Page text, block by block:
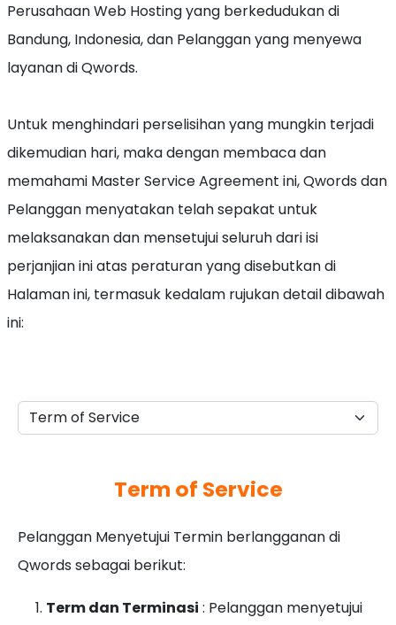
Perusahaan Web Hosting yang berkedudukan di
Bandung, Indonesia, dan Pelanggan yang menyewa
layanan di Qwords.
Untuk menghindari perselisihan yang mungkin terjadi
dikemudian hari, maka dengan membaca dan
memahami Master Service Agreement ini, Qwords dan
Pelanggan menyatakan telah sepakat untuk
melaksanakan dan mensetujui seluruh dari isi
perjanjian ini atas peraturan yang disebutkan di
Halaman ini, termasuk kedalam rujukan detail dibawah
ini:
Term of Service
Pelanggan Menyetujui Termin berlangganan di
Qwords sebagai berikut:
Term dan Terminasi : Pelanggan menyetujui